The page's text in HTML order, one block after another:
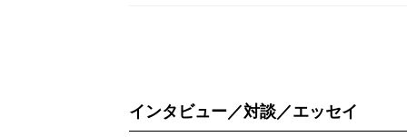
インタビュー／対談／エッセイ